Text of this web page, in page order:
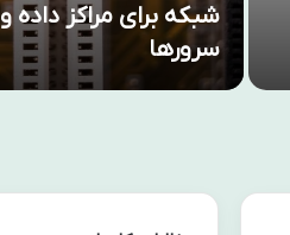
شبکه برای مراکز داده و
سرورها